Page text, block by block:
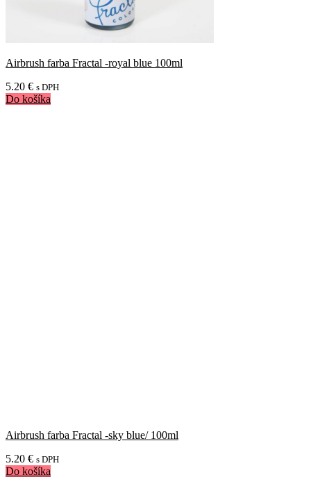
Airbrush farba Fractal -royal blue 100ml
5.20 € s DPH
Do košíka
Airbrush farba Fractal -sky blue/ 100ml
5.20 € s DPH
Do košíka